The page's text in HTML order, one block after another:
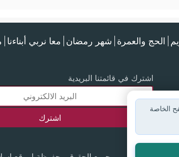
الحج والعمرة شهر رمضان معا نربي أبناءنا
اشترك في قائمتنا البريدية
الخاصة